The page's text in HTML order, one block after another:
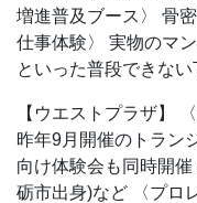
増進普及ブース〉
骨
仕事体験〉
実物のマ
といった普段できな
【ウエストプラザ】
昨年9月開催のトラン
向け体験会も同時開催
砺市出身)など 〈プロ